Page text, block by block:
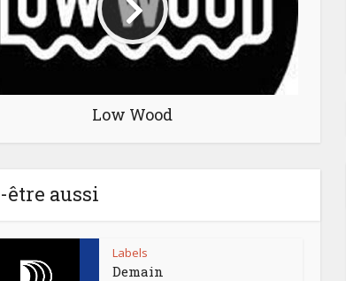
Low Wood
être aussi
Labels
Demain